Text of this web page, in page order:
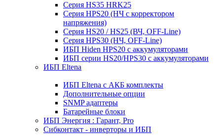
Серия HS35 HRK25
Серия HPS20 (НЧ с корректором
напряжения)
Серия HS20 / HS25 (ВЧ, OFF-Line)
Серия HPS30 (НЧ, OFF-Line)
ИБП Hiden HPS20 с аккумуляторами
ИБП серии HS20/HPS30 с аккумуляторами
ИБП Eltena
ИБП Eltena с АКБ комплекты
Дополнительные опции
SNMP адаптеры
Батарейные блоки
ИБП Энергия : Гарант, Pro
Сибконтакт - инверторы и ИБП